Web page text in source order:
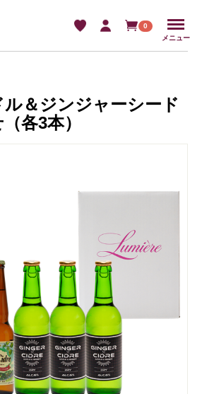
0
メニュー
＆ジンジャーシード
各3本）